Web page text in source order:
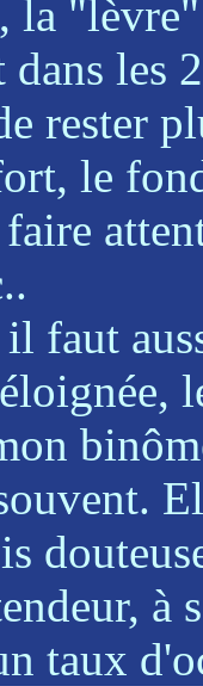
la
les
rester
le
faut
taux